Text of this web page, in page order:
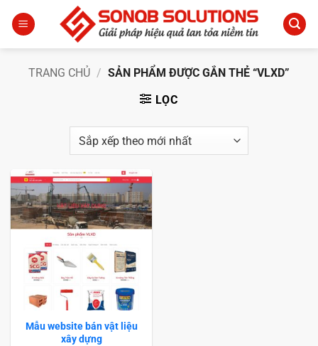
qua
TRANG CHỦ / SẢN PHẨM ĐƯỢC GẮN THẺ “VLXD”
LỌC
Mẫu website bán vật liệu
xây dựng